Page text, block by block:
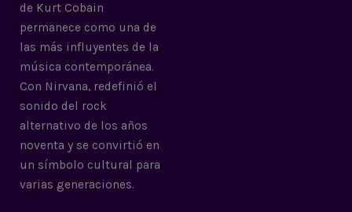
de Kurt Cobain
permanece como una de
las más influyentes de la
música contemporánea.
Con Nirvana, redefinió el
sonido del rock
alternativo de los años
noventa y se convirtió en
un símbolo cultural para
varias generaciones.